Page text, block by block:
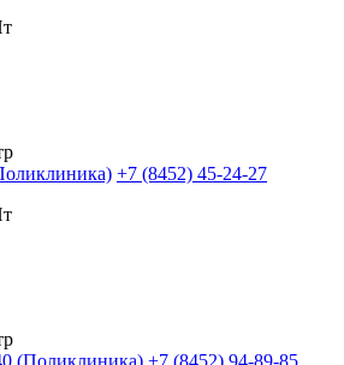
+7 (8452) 45-24-27